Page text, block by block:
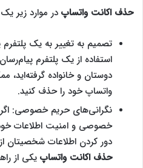
حذف اکانت واتساپ در موارد زیر
تصمیم به تغییر به یک پلتفرم
استفاده از یک پلتفرم
دوستان و خانواده
واتساپ خود را حذف کنید.
نگرانی‌های حریم خصوصی: اگر
خصوصی و امنیت اطلاعات
دور کردن اطلاعات شخصیتان
حذف اکانت واتساپ یکی از